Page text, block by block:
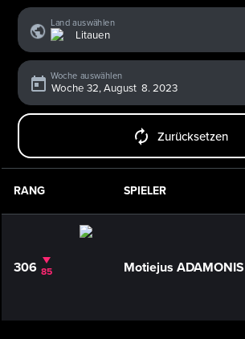
Land auswählen
Woche auswählen
Zurücksetzen
RANG SPIELER
306 85 Motiejus ADAMONIS